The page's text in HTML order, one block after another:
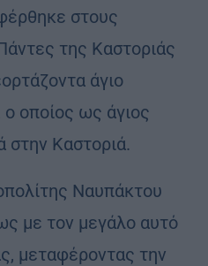
στους
της Καστοριάς
άγιο
οποίος ως άγιος
στην Καστοριά.
Ναυπάκτου
με τον μεγάλο αυτό
μεταφέροντας την